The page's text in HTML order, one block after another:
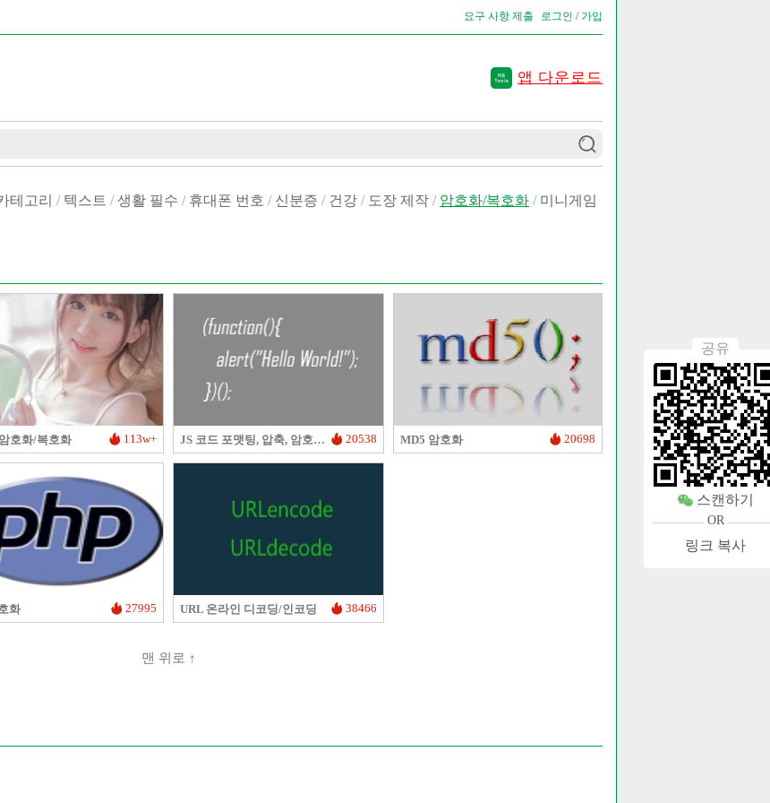
요구 사항 제출 로그인 / 가입
앱 다운로드
테고리 / 텍스트 / 생활 필수 / 휴대폰 번호 / 신분증 / 건강 / 도장 제작 / 암호화/복호화 / 미니게임
호화/복호화 113w+ JS 코드 포맷팅, 압축, 암호화/난독화 20538 MD5 암호화 20698
화 27995 URL 온라인 디코딩/인코딩 38466
맨 위로 ↑
공유
스캔하기
OR
링크 복사